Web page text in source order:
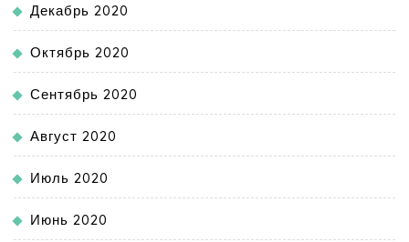
Декабрь 2020
Октябрь 2020
Сентябрь 2020
Август 2020
Июль 2020
Июнь 2020